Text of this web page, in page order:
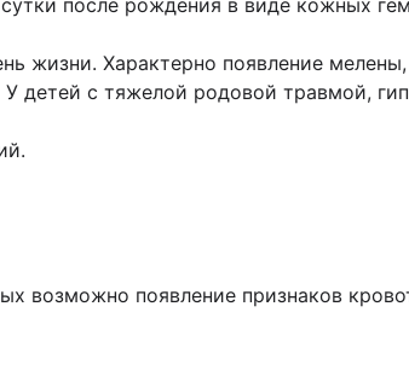
после рождения в виде кожных
жизни. Характерно появление мелены,
детей с тяжелой родовой травмой,
возможно появление признаков